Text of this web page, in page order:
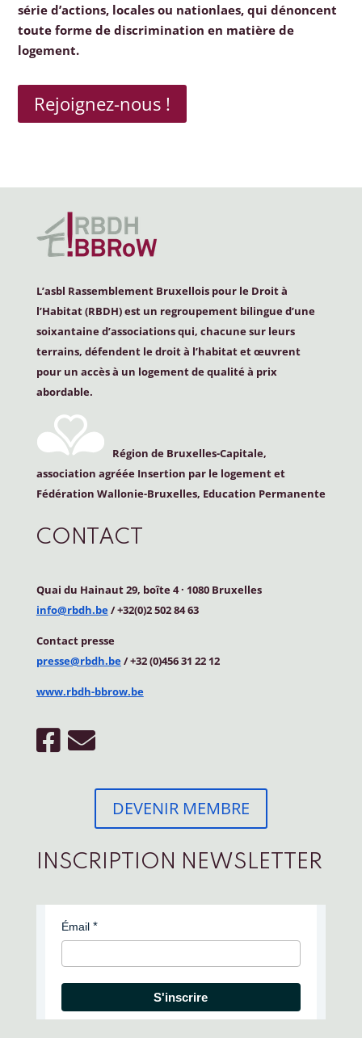
série d’actions, locales ou nationlaes, qui dénoncent
toute forme de discrimination en matière de
logement.
Rejoignez-nous !
L’asbl Rassemblement Bruxellois pour le Droit à
l’Habitat (RBDH) est un regroupement bilingue d’une
soixantaine d’associations qui, chacune sur leurs
terrains, défendent le droit à l’habitat et œuvrent
pour un accès à un logement de qualité à prix
abordable.
Région de Bruxelles-Capitale,
association agréée Insertion par le logement et
Fédération Wallonie-Bruxelles, Education Permanente
CONTACT
Quai du Hainaut 29, boîte 4· 1080 Bruxelles
info@rbdh.be/ +32(0)2 502 84 63
Contact presse
presse@rbdh.be/ +32 (0)456 31 22 12
www.rbdh-bbrow.be
DEVENIR MEMBRE
INSCRIPTION NEWSLETTER
Émail
S'inscrire